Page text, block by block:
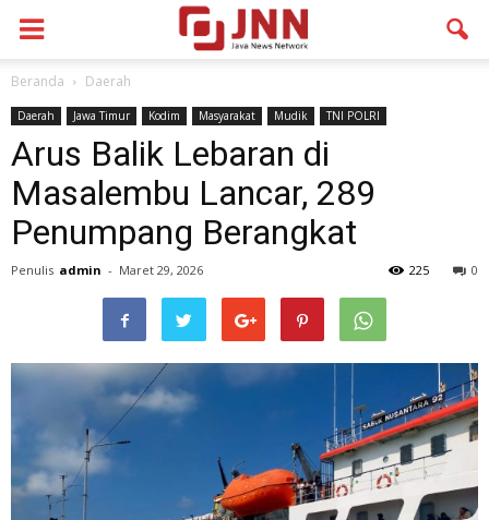
Beranda Daerah
Daerah Jawa Timur Kodim Masyarakat Mudik TNI POLRI
Arus Balik Lebaran di
Masalembu Lancar, 289
Penumpang Berangkat
Penulis admin - Maret 29, 2026 0
225